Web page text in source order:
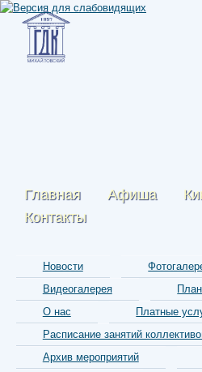
Главная Афиша
Контакты
Новости
Видеогалерея
О нас
Платные
Расписание занятий
Архив мероприятий